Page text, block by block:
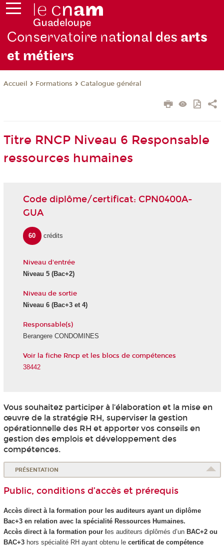
Conservatoire national des arts
et métiers
Accueil Formations Catalogue général
Titre RNCP Niveau 6 Responsable
ressources humaines
Code diplôme/certificat: CPN0400A-
GUA
60 crédits
Niveau d'entrée
Niveau 5(Bac+2)
Niveau de sortie
Niveau 6(Bac+3 et 4)
Responsable(s)
Berangere CONDOMINES
Voir la fiche Rncp et les blocs de compétences
38442
Vous souhaitez participer à l’élaboration et la mise en
œuvre de la stratégie RH, superviser la gestion
opérationnelle des RH et apporter vos conseils en
gestion des emplois et développement des
compétences.
PRÉSENTATION
Public, conditions d’accès et prérequis
Accès direct à la formation pour les auditeurs ayant un diplôme
Bac+3 en relation avec la spécialité Ressources Humaines.
Accès direct à la formation pour les auditeurs diplômés d’un BAC+2 ou
BAC+3 hors spécialité RH ayant obtenu le certificat de compétence